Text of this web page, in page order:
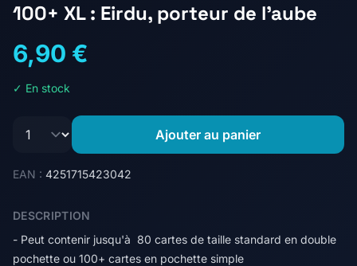
100+ XL : Eirdu, porteur de l'aube
6,90 €
✓ En stock
Ajouter au panier
EAN : 4251715423042
DESCRIPTION
- Peut contenir jusqu'à 80 cartes de taille standard en double
pochette ou 100+ cartes en pochette simple